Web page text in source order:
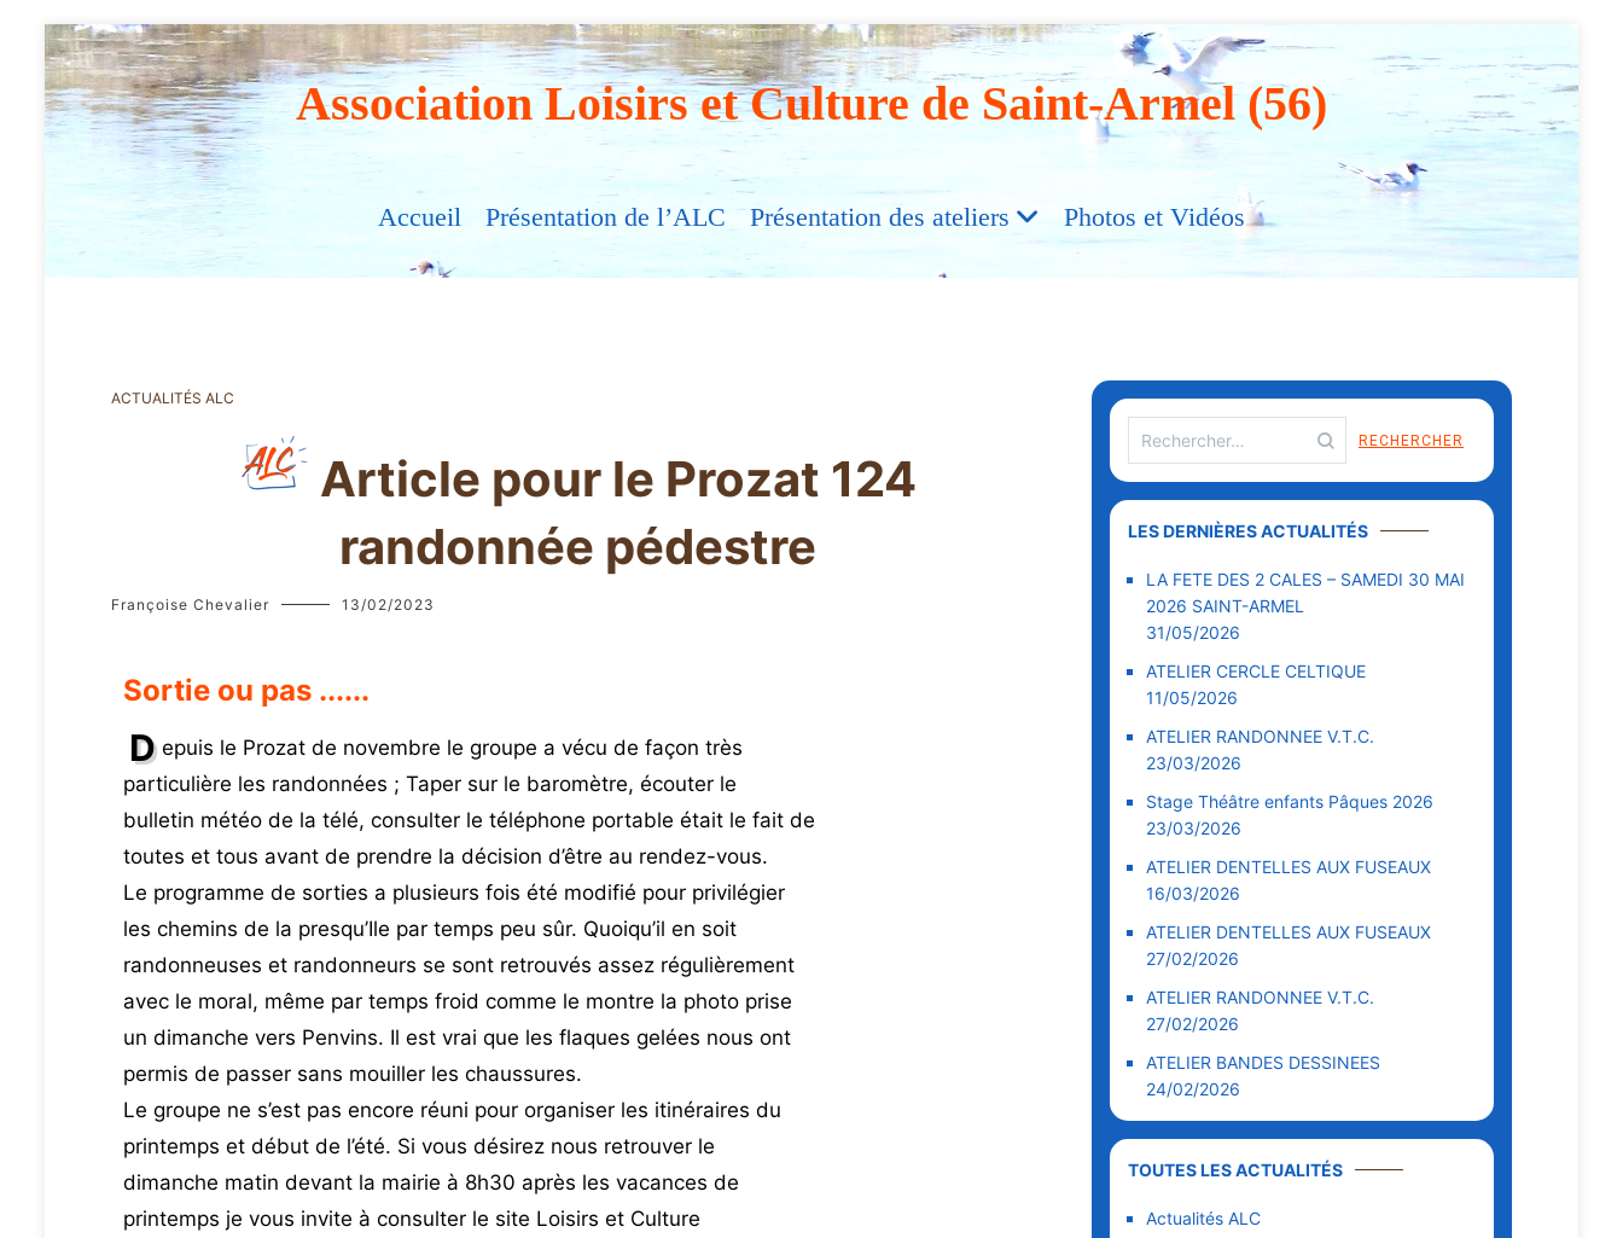
Association Loisirs et Culture de Saint-Armel (56)
Accueil Présentation de l’ALC Présentation des ateliers Photos et Vidéos
ACTUALITÉS ALC
Article pour le Prozat 124
randonnée pédestre
Françoise Chevalier 13/02/2023
Sortie ou pas ......
D epuis le Prozat de novembre le groupe a vécu de façon très
particulière les randonnées ; Taper sur le baromètre, écouter le
bulletin météo de la télé, consulter le téléphone portable était le fait de
toutes et tous avant de prendre la décision d’être au rendez-vous.
Le programme de sorties a plusieurs fois été modifié pour privilégier
les chemins de la presqu’Ile par temps peu sûr. Quoiqu’il en soit
randonneuses et randonneurs se sont retrouvés assez régulièrement
avec le moral, même par temps froid comme le montre la photo prise
un dimanche vers Penvins. Il est vrai que les flaques gelées nous ont
permis de passer sans mouiller les chaussures.
Le groupe ne s’est pas encore réuni pour organiser les itinéraires du
printemps et début de l’été. Si vous désirez nous retrouver le
dimanche matin devant la mairie à 8h30 après les vacances de
printemps je vous invite à consulter le site Loisirs et Culture
LES DERNIÈRES ACTUALITÉS
LA FETE DES 2 CALES – SAMEDI 30 MAI
2026 SAINT-ARMEL
31/05/2026
ATELIER CERCLE CELTIQUE
11/05/2026
ATELIER RANDONNEE V.T.C.
23/03/2026
Stage Théâtre enfants Pâques 2026
23/03/2026
ATELIER DENTELLES AUX FUSEAUX
16/03/2026
ATELIER DENTELLES AUX FUSEAUX
27/02/2026
ATELIER RANDONNEE V.T.C.
27/02/2026
ATELIER BANDES DESSINEES
24/02/2026
TOUTES LES ACTUALITÉS
Actualités ALC